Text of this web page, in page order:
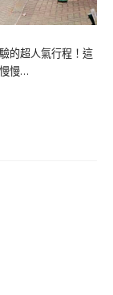
的超人氣行程！這
慢…